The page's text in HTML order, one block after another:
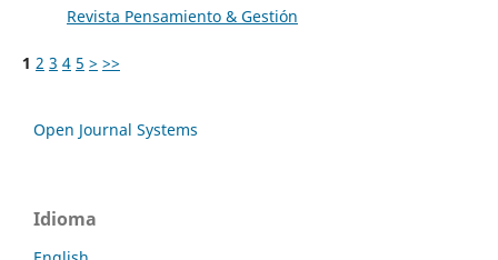
Revista Pensamiento & Gestión
1 2 3 4 5 > >>
Open Journal Systems
Idioma